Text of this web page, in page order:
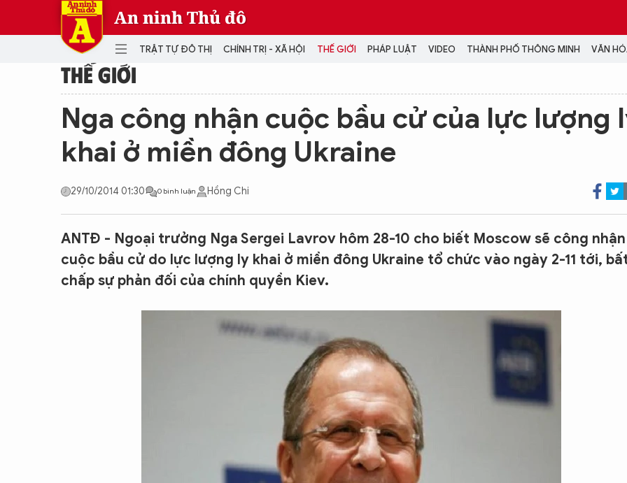
An ninh Thủ đô
TRẬT TỰ ĐÔ THỊ CHÍNH TRỊ - XÃ HỘI THẾ GIỚI PHÁP LUẬT VIDEO THÀNH PHỐ THÔNG MINH VĂN
TRẬT TỰ ĐÔ THỊ CHÍNH TRỊ - XÃ HỘI
Đại hội Đảng
THẾ GIỚI PHÁP LUẬT
THÀNH PHỐ THÔNG MINH
THỂ THAO
SỐNG Ở HÀ NỘI
KINH DOANH
MULTIMEDIA
Podcast
Video
Infographic
CON ĐƯỜNG KHỞI NGHIỆP
VIDEO
LỊCH VẠN SỰ
THẾ GIỚI
Nga công nhận cuộc bầu cử của lực lượng
khai ở miền đông Ukraine
29/10/2014 01:30 0 bình luận Hồng Chi
ANTĐ - Ngoại trưởng Nga Sergei Lavrov hôm 28-10 cho biết Moscow sẽ công nhận
cuộc bầu cử do lực lượng ly khai ở miền đông Ukraine tổ chức vào ngày 2-11 tới,
chấp sự phản đối của chính quyền Kiev.